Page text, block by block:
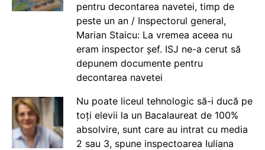
pentru decontarea navetei, timp de
peste un an / Inspectorul general,
Marian Staicu: La vremea aceea nu
eram inspector șef. ISJ ne-a cerut să
depunem documente pentru
decontarea navetei
Nu poate liceul tehnologic să-i ducă pe
toți elevii la un Bacalaureat de 100%
absolvire, sunt care au intrat cu media
2 sau 3, spune inspectoarea Iuliana